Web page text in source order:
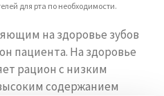
для рта по необходимости.
на здоровье зубов
пациента. На здоровье
рацион с низким
содержанием